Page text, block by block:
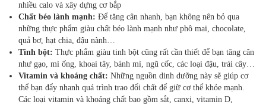
nhiều calo và xây dựng cơ bắp
Chất béo lành mạnh: Để tăng cân nhanh, bạn không nên bỏ qua
những thực phẩm giàu chất béo lành mạnh như phô mai, chocolate,
quả bơ, hạt chia, đậu nành…
Tinh bột: Thực phẩm giàu tinh bột cũng rất cần thiết để bạn tăng cân
như gạo, mì ống, khoai tây, bánh mì, ngũ cốc, các loại đậu, trái cây…
Vitamin và khoáng chất: Những nguồn dinh dưỡng này sẽ giúp cơ
thể bạn đẩy nhanh quá trình trao đổi chất để giữ cơ thể khỏe mạnh.
Các loại vitamin và khoáng chất bao gồm sắt, canxi, vitamin D,